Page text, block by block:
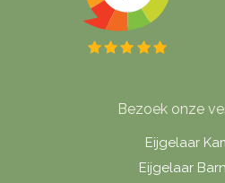
Bezoek onze
Eijgelaar
Eijgelaar